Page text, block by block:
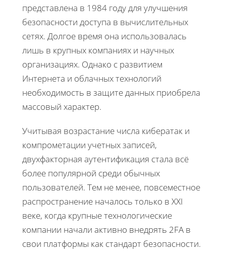
представлена в 1984 году для улучшения
безопасности доступа в вычислительных
сетях. Долгое время она использовалась
лишь в крупных компаниях и научных
организациях. Однако с развитием
Интернета и облачных технологий
необходимость в защите данных приобрела
массовый характер.
Учитывая возрастание числа кибератак и
компрометации учетных записей,
двухфакторная аутентификация стала всё
более популярной среди обычных
пользователей. Тем не менее, повсеместное
распространение началось только в XXI
веке, когда крупные технологические
компании начали активно внедрять 2FA в
свои платформы как стандарт безопасности.